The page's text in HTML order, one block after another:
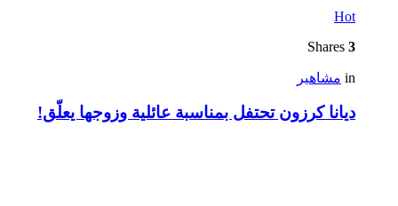
Hot
3
in مشاهير
ديانا كرزون تحتفل بمناسبة عائلية وزوجها يعلّق!